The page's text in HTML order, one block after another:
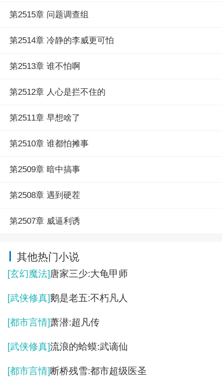
第2515章 问题调查组
第2514章 冷静的李威更可怕
第2513章 谁不怕啊
第2512章 人心是拦不住的
第2511章 早想啥了
第2510章 谁都怕摊事
第2509章 暗中搞事
第2508章 遇到硬茬
第2507章 威逼利诱
其他热门小说
[玄幻魔法]唐家三少:大龟甲师
[武侠修真]鹅是老五:不朽凡人
[都市言情]萧潜:超凡传
[武侠修真]流浪的蛤蟆:武谪仙
[都市言情]断桥残雪:都市超级医圣